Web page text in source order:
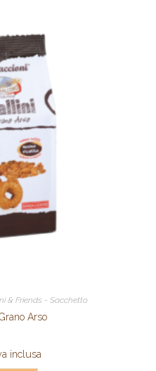
& Friends - Sacchetto
Arso
inclusa